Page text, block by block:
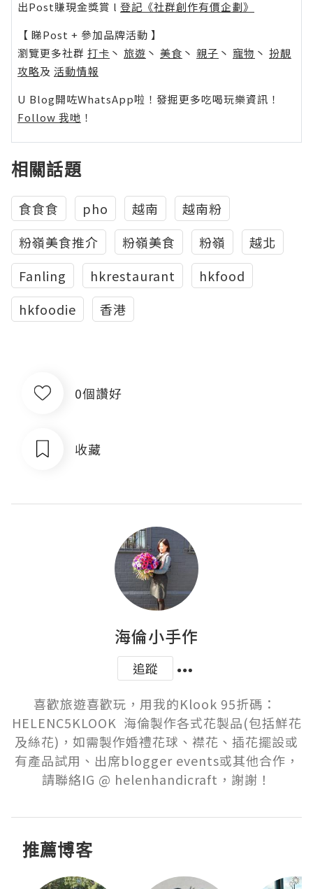
出Post賺現金獎賞 l 登記《社群創作有價企劃》
【 睇Post + 參加品牌活動 】
瀏覽更多社群 打卡 丶 旅遊 丶 美食 丶 親子 丶 寵物 丶 扮靚
攻略及 活動情報
U Blog開咗WhatsApp啦！發掘更多吃喝玩樂資訊！
Follow 我哋 ！
相關話題
食食食 pho 越南
越南粉
粉嶺美食推介
粉嶺美食 粉嶺
越北
Fanling
hkrestaurant
hkfood
hkfoodie
香港
0個讚好
收藏
海倫小手作
追蹤
喜歡旅遊喜歡玩，用我的Klook 95折碼：
HELENC5KLOOK  海倫製作各式花製品(包括鮮花
及絲花)，如需製作婚禮花球、襟花、插花擺設或
有產品試用、出席blogger events或其他合作，
請聯絡IG @ helenhandicraft，謝謝！
推薦博客